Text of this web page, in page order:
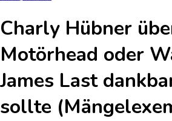
Charly Hübner
Motörhead oder
James Last
sollte